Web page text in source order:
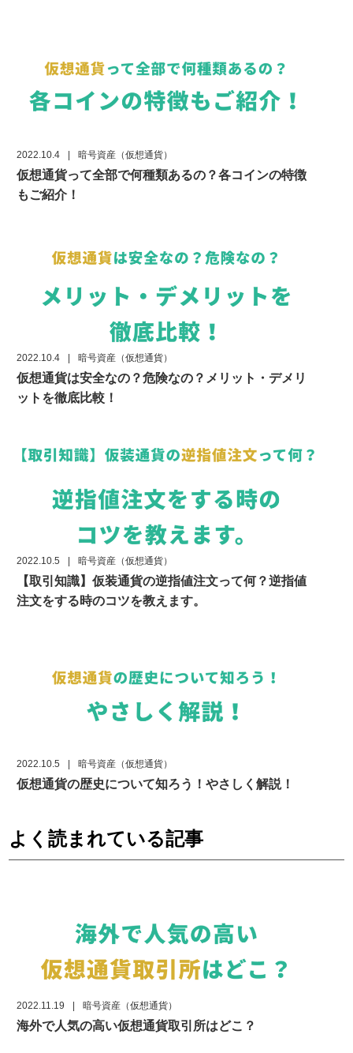
2022.10.4 暗号資産（仮想通貨）
仮想通貨って全部で何種類あるの？各コインの特徴
もご紹介！
2022.10.4 暗号資産（仮想通貨）
仮想通貨は安全なの？危険なの？メリット・デメリ
ットを徹底比較！
2022.10.5 暗号資産（仮想通貨）
【取引知識】仮装通貨の逆指値注文って何？逆指値
注文をする時のコツを教えます。
2022.10.5 暗号資産（仮想通貨）
仮想通貨の歴史について知ろう！やさしく解説！
よく読まれている記事
2022.11.19 暗号資産（仮想通貨）
海外で人気の高い仮想通貨取引所はどこ？